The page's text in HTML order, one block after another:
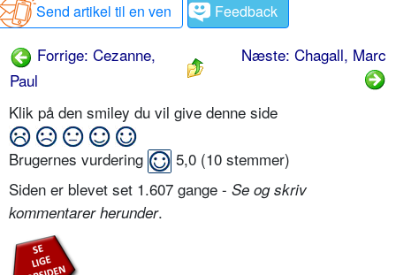
Send artikel til en ven
Feedback
Forrige: Cezanne,
Paul
Næste: Chagall, Marc
Klik på den smiley du vil give denne side
Brugernes vurdering 5,0 (10 stemmer)
Siden er blevet set 1.607 gange - Se og skriv
kommentarer herunder.